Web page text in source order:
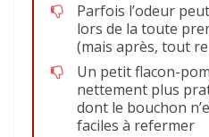
Parfois l’odeur
lors de la toute
(mais après, tout
Un petit flacon-
nettement plus
dont le bouchon
faciles à refermer